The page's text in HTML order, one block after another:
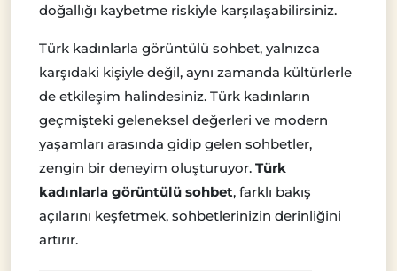
doğallığı kaybetme riskiyle karşılaşabilirsiniz.
Türk kadınlarla görüntülü sohbet, yalnızca
karşıdaki kişiyle değil, aynı zamanda kültürlerle
de etkileşim halindesiniz. Türk kadınların
geçmişteki geleneksel değerleri ve modern
yaşamları arasında gidip gelen sohbetler,
zengin bir deneyim oluşturuyor. Türk
kadınlarla görüntülü sohbet, farklı bakış
açılarını keşfetmek, sohbetlerinizin derinliğini
artırır.